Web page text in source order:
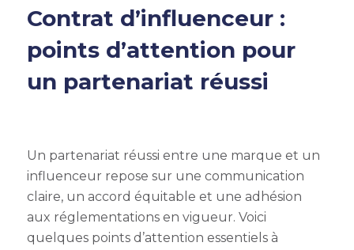
Contrat d’influenceur :
points d’attention pour
un partenariat réussi
Un partenariat réussi entre une marque et un
influenceur repose sur une communication
claire, un accord équitable et une adhésion
aux réglementations en vigueur. Voici
quelques points d’attention essentiels à